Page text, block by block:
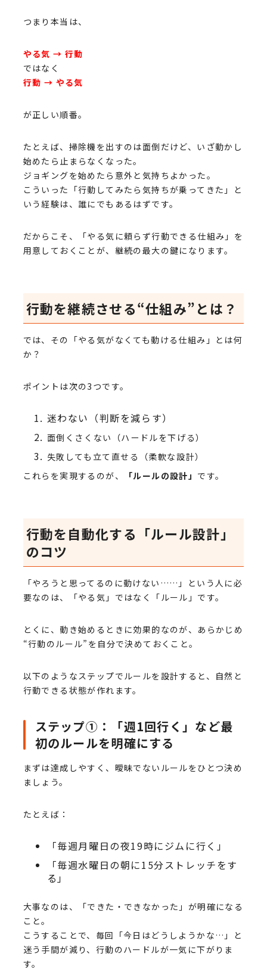
つまり本当は、
やる気 → 行動
ではなく
行動 → やる気
が正しい順番。
たとえば、掃除機を出すのは面倒だけど、いざ動かし
始めたら止まらなくなった。
ジョギングを始めたら意外と気持ちよかった。
こういった「行動してみたら気持ちが乗ってきた」と
いう経験は、誰にでもあるはずです。
だからこそ、「やる気に頼らず行動できる仕組み」を
用意しておくことが、継続の最大の鍵になります。
行動を継続させる“仕組み”とは？
では、その「やる気がなくても動ける仕組み」とは何
か？
ポイントは次の3つです。
迷わない（判断を減らす）
面倒くさくない（ハードルを下げる）
失敗しても立て直せる（柔軟な設計）
これらを実現するのが、
「ルールの設計」 です。
行動を自動化する「ルール設計」
のコツ
「やろうと思ってるのに動けない……」という人に必
要なのは、「やる気」ではなく「ルール」です。
とくに、動き始めるときに効果的なのが、あらかじめ
“行動のルール”を自分で決めておくこと。
以下のようなステップでルールを設計すると、自然と
行動できる状態が作れます。
ステップ①：「週1回行く」など最
初のルールを明確にする
まずは達成しやすく、曖昧でないルールをひとつ決め
ましょう。
たとえば：
「毎週月曜日の夜19時にジムに行く」
「毎週水曜日の朝に15分ストレッチをす
る」
大事なのは、「できた・できなかった」が明確になる
こと。
こうすることで、毎回「今日はどうしようかな…」と
迷う手間が減り、行動のハードルが一気に下がりま
す。